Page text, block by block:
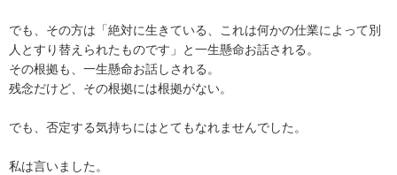
でも、その方は「絶対に生きている、これは何かの仕業によって別
人とすり替えられたものです」と一生懸命お話される。
その根拠も、一生懸命お話しされる。
残念だけど、その根拠には根拠がない。
でも、否定する気持ちにはとてもなれませんでした。
私は言いました。